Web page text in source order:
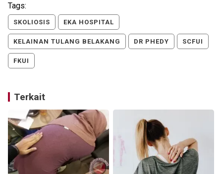
Tags:
SKOLIOSIS EKA HOSPITAL
KELAINAN TULANG BELAKANG DR PHEDY SCFUI
FKUI
Terkait